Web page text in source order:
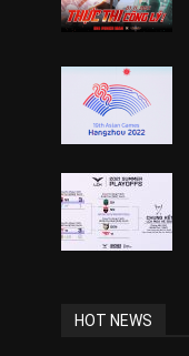
HOT NEWS